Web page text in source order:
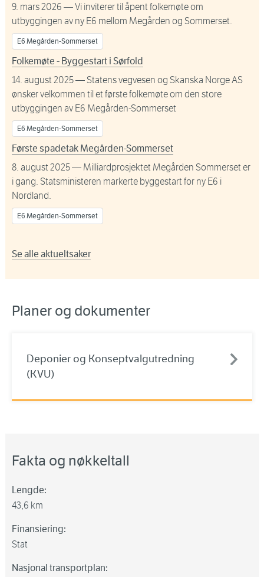
9. mars 2026 — Vi inviterer til åpent folkemøte om
utbyggingen av ny E6 mellom Megården og Sommerset.
E6 Megården-Sommerset
Folkemøte - Byggestart i Sørfold
14. august 2025— Statens vegvesen og Skanska Norge AS
ønsker velkommen til et første folkemøte om den store
utbyggingen av E6 Megården-Sommerset
E6 Megården-Sommerset
Første spadetak Megården-Sommerset
8. august 2025— Milliardprosjektet Megården Sommerset er
i gang. Statsministeren markerte byggestart for ny E6 i
Nordland.
E6 Megården-Sommerset
Se alle aktueltsaker
Planer og dokumenter
Deponier og Konseptvalgutredning
(KVU)
Fakta og nøkkeltall
Lengde:
43,6 km
Finansiering:
Stat
Nasjonal transportplan: